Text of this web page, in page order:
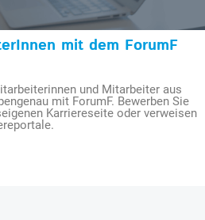
mit dem ForumF
und Mitarbeiter aus
mit ForumF. Bewerben Sie
Karriereseite oder verweisen